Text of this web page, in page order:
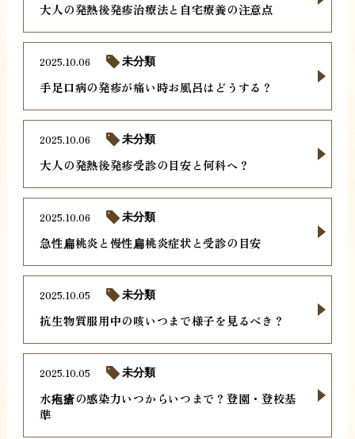
大人の発熱後発疹治療法と自宅療養の注意点
手足口病の発疹が痛い時お風呂はどうする？
2025.10.06 未分類
大人の発熱後発疹受診の目安と何科へ？
2025.10.06 未分類
急性扁桃炎と慢性扁桃炎症状と受診の目安
2025.10.06 未分類
抗生物質服用中の咳いつまで様子を見るべき？
2025.10.05 未分類
水疱瘡の感染力いつからいつまで？登園・登校基
準
2025.10.05 未分類